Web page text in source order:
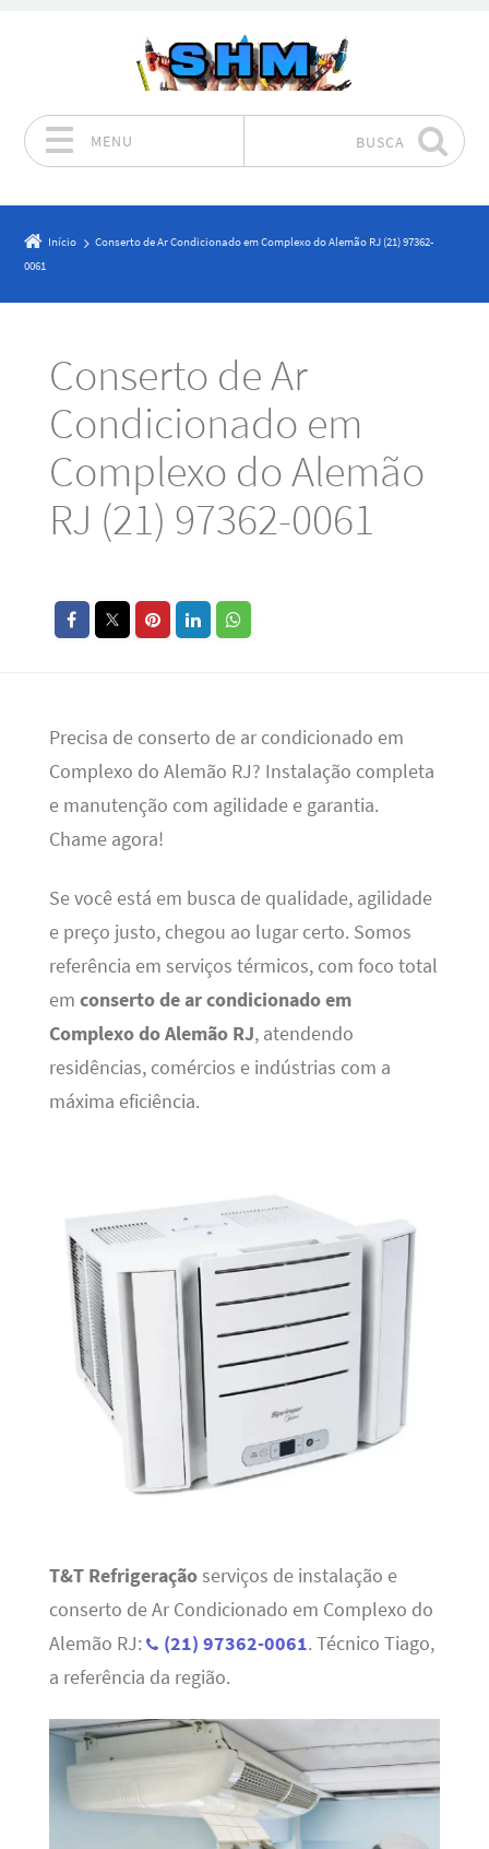
MENU BUSCA
Início
Conserto de Ar Condicionado em Complexo do Alemão RJ (21) 97362-
0061
Conserto de Ar
Condicionado em
Complexo do Alemão
RJ (21) 97362-0061
Precisa de conserto de ar condicionado em
Complexo do Alemão RJ? Instalação completa
e manutenção com agilidade e garantia.
Chame agora!
Se você está em busca de qualidade, agilidade
e preço justo, chegou ao lugar certo. Somos
referência em serviços térmicos, com foco total
em conserto de ar condicionado em
Complexo do Alemão RJ, atendendo
residências, comércios e indústrias com a
máxima eficiência.
T&T Refrigeraçãoserviços de instalação e
conserto de Ar Condicionado em Complexo do
Alemão RJ:
(21) 97362-0061. Técnico Tiago,
a referência da região.